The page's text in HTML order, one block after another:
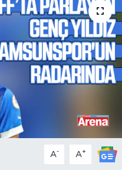
A- A+